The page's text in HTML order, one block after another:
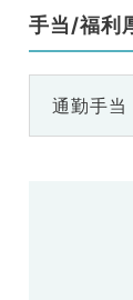
手当/福利
通勤手当